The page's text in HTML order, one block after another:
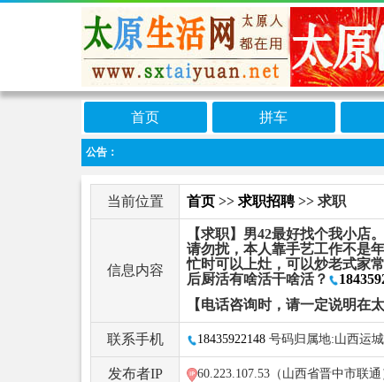
首页 拼车
公告：
当前位置 首页 >> 求职招聘>> 求职
信息内容
【求职】男42最好找个我小店
请勿扰，本人靠手艺工作不是
忙时可以上灶，可以炒老式家
后厨活有啥活干啥活？
【电话咨询时，请一定说明在
联系手机 18435922148 号码归属地:山西运城
发布者IP 60.223.107.53（山西省晋中市联通